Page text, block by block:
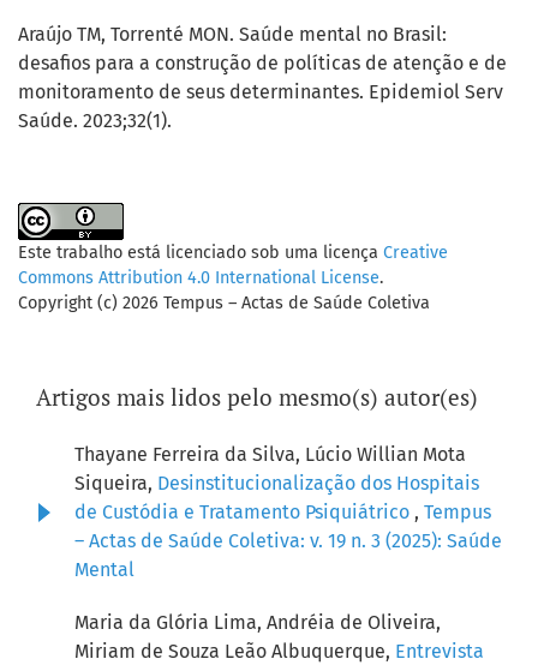
Araújo TM, Torrenté MON. Saúde mental no Brasil:
desafios para a construção de políticas de atenção e de
monitoramento de seus determinantes. Epidemiol Serv
Saúde. 2023;32(1).
Este trabalho está licenciado sob uma licença Creative
Commons Attribution 4.0 International License.
Copyright (c) 2026 Tempus – Actas de Saúde Coletiva
Artigos mais lidos pelo mesmo(s) autor(es)
Thayane Ferreira da Silva, Lúcio Willian Mota
Siqueira, Desinstitucionalização dos Hospitais
de Custódia e Tratamento Psiquiátrico , Tempus
– Actas de Saúde Coletiva: v. 19 n. 3 (2025): Saúde
Mental
Maria da Glória Lima, Andréia de Oliveira,
Miriam de Souza Leão Albuquerque, Entrevista